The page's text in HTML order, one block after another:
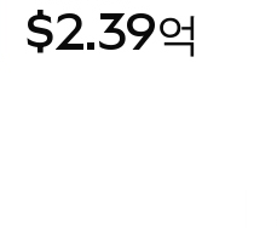
$2.39억